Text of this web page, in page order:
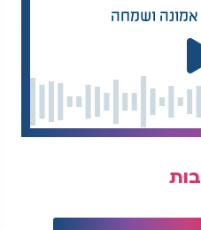
שבו הכלי המקבל יזהר
מחד, ולהכיר
מאידך, היא הדרך
באמת עבדי ה' ולהאיר את
אמונה ושמחה